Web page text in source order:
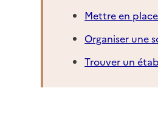
Mis à jour le : 22/07/2026
Service autonomie à
UNA de la Manche
Mettre en
Organiser une
Trouver un